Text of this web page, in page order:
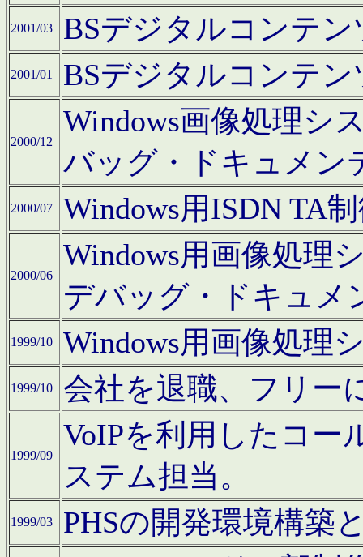
2001/03 BSデジタルコンテ
2001/01 BSデジタルコンテ
2000/12
Windows画像処理シ
バッグ・ドキュメン
2000/07 Windows用ISDN TA
2000/06
Windows用画像処理
デバッグ・ドキュメ
1999/10 Windows用画像処理
1999/10 会社を退職、フリー
1999/09
VoIPを利用したコー
ステム担当。
1999/03 PHSの開発環境構築